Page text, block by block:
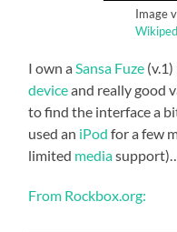
Image
I own aSansa Fuze
deviceand really good
to find the interface a
used an iPod for a few
limited media
From Rockbox.org: